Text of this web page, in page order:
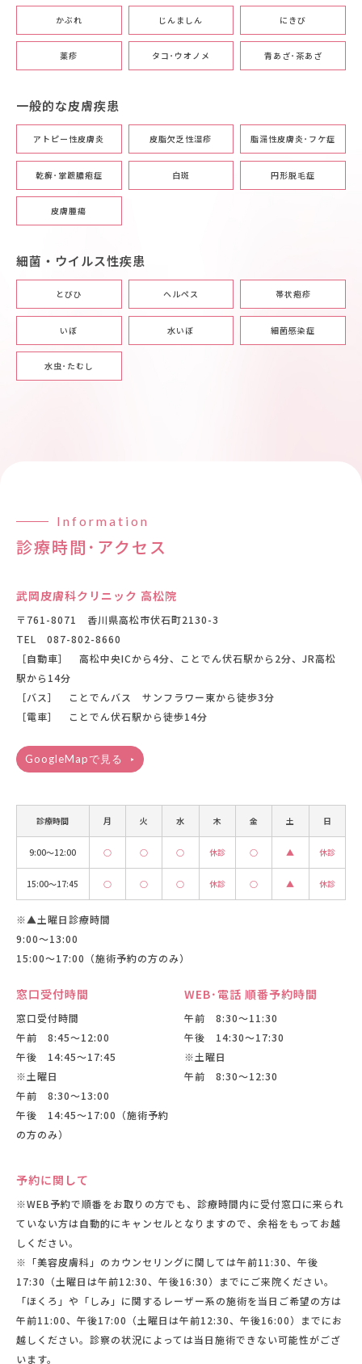
かぶれ じんましん にきび
薬疹 タコ･ウオノメ 青あざ･茶あざ
一般的な皮膚疾患
アトピー性皮膚炎 皮脂欠乏性湿疹 脂漏性皮膚炎･フケ症
乾癬･掌蹠膿疱症 白斑 円形脱毛症
皮膚腫瘍
細菌・ウイルス性疾患
とびひ ヘルペス 帯状疱疹
いぼ 水いぼ 細菌感染症
水虫･たむし
Information
診療時間･アクセス
武岡皮膚科クリニック 高松院
〒761-8071 香川県高松市伏石町2130-3
TEL 087-802-8660
［自動車］ 高松中央ICから4分、ことでん伏石駅から2分、JR高松
駅から14分
［バス］ ことでんバス サンフラワー東から徒歩3分
［電車］ ことでん伏石駅から徒歩14分
GoogleMapで見る
診療時間 月 火 水 木 金 土 日
9:00〜12:00 ○ ○ ○ 休診 ○ ▲ 休診
15:00〜17:45 ○ ○ ○ 休診 ○ ▲ 休診
※▲土曜日診療時間
9:00〜13:00
15:00〜17:00（施術予約の方のみ）
窓口受付時間
窓口受付時間
午前 8:45〜12:00
午後 14:45〜17:45
※土曜日
午前 8:30〜13:00
午後 14:45〜17:00（施術予約
の方のみ）
WEB･電話 順番予約時間
午前 8:30〜11:30
午後 14:30〜17:30
※土曜日
午前 8:30〜12:30
予約に関して
※WEB予約で順番をお取りの方でも、診療時間内に受付窓口に来られ
ていない方は自動的にキャンセルとなりますので、余裕をもってお越
しください。
※「美容皮膚科」のカウンセリングに関しては午前11:30、午後
17:30（土曜日は午前12:30、午後16:30）までにご来院ください。
「ほくろ」や「しみ」に関するレーザー系の施術を当日ご希望の方は
午前11:00、午後17:00（土曜日は午前12:30、午後16:00）までにお
越しください。診察の状況によっては当日施術できない可能性がござ
います。